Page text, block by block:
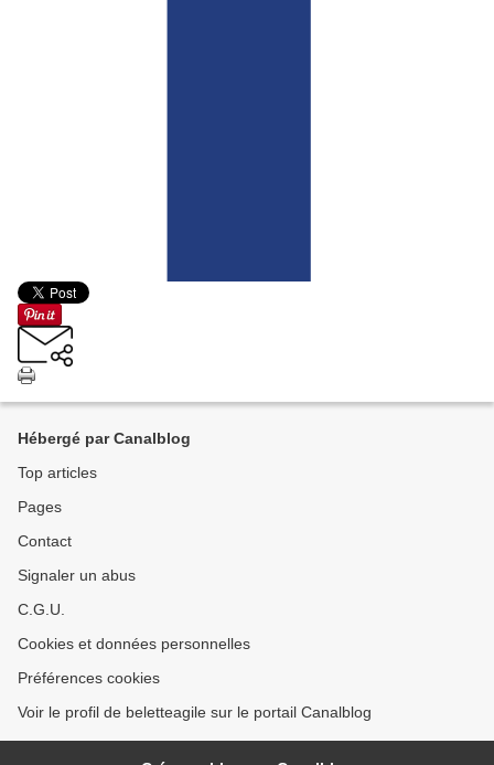
Hébergé par Canalblog
Top articles
Pages
Contact
Signaler un abus
C.G.U.
Cookies et données personnelles
Préférences cookies
Voir le profil de beletteagile sur le portail Canalblog